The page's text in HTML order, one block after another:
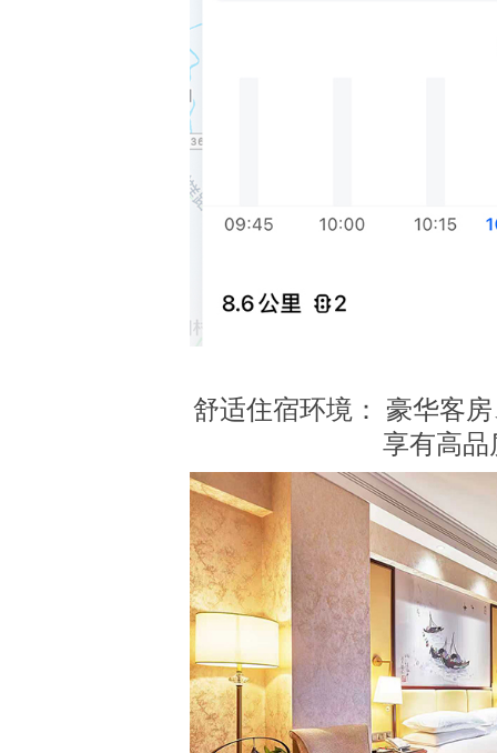
舒适住宿环境： 豪华客
享有高